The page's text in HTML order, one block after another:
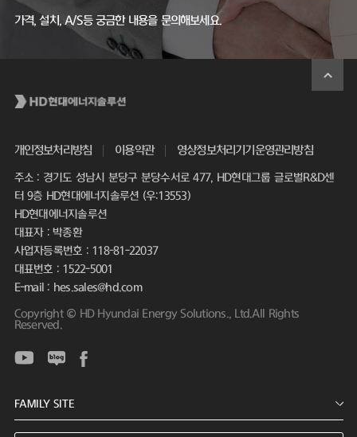
가격, 설치, A/S등 궁금한 내용을 문의해보세요.
개인정보처리방침 이용약관 영상정보처리기기운영관리방침
주소 : 경기도 성남시 분당구 분당수서로 477, HD현대그룹 글로벌R&D센
터 9층 HD현대에너지솔루션 (우:13553)
HD현대에너지솔루션
대표자 : 박종환
사업자등록번호 : 118-81-22037
대표번호 : 1522-5001
E-mail : hes.sales@hd.com
Copyright © HD Hyundai Energy Solutions., Ltd.All Rights
Reserved.